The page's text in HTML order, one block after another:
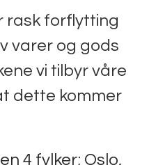
rask forflytting
varer og gods
vi tilbyr våre
dette kommer
4 fylker; Oslo,
spyling